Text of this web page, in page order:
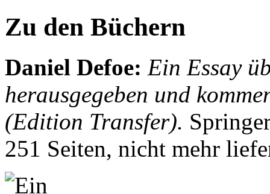
Zu den Büchern
Daniel Defoe: Ein Essay
herausgegeben und
(Edition Transfer).
251 Seiten, nicht mehr